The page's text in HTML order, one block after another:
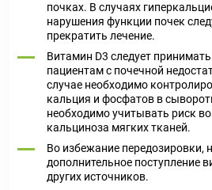
почках. В случаях
нарушения функции почек
прекратить лечение.
Витамин D3 следует
пациентам с почечной
случае необходимо
кальция и фосфатов в
необходимо учитывать риск
кальциноза мягких тканей.
Во избежание передозировки,
дополнительное поступление
других источников.